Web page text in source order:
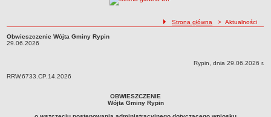
Lokalizacja
Związki i stowarzyszenia
Realizacja zadań publicznych
ścieżka nawigacji
Strona główna > Aktualności
Obwieszczenie Wójta Gminy Rypin29.06.2026
Obwieszczenie Wójta Gminy Rypin
29.06.2026
Rypin, dnia 29.06.2026 r.
RRW.6733.CP.14.2026
OBWIESZCZENIE
Wójta Gminy Rypin